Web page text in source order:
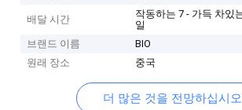
배달 시간
작동하는 7 - 가득 차있
일
브랜드 이름
BIO
원래 장소
중국
더 많은 것을 전망하십시오